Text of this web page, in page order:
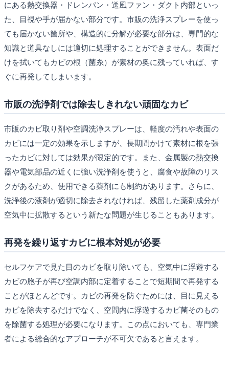
にある熱交換器・ドレンパン・送風ファン・ダクト内部といっ
た、目視や手が届かない部分です。市販の洗浄スプレーを使っ
ても届かない箇所や、構造的に分解が必要な部分は、専門的な
知識と道具なしには適切に処理することができません。表面だ
けを拭いてもカビの根（菌糸）が素材の奥に残っていれば、す
ぐに再発してしまいます。
市販の洗浄剤では除去しきれない頑固なカビ
市販のカビ取り剤や空調洗浄スプレーは、軽度の汚れや表面の
カビには一定の効果を示しますが、長期間かけて素材に根を張
ったカビに対しては効果が限定的です。また、金属製の熱交換
器や電気部品の近くに強い洗浄剤を使うと、腐食や故障のリス
クがあるため、使用できる薬剤にも制約があります。さらに、
洗浄後の液剤が適切に除去されなければ、残留した薬剤成分が
空気中に拡散するという新たな問題が生じることもあります。
再発を繰り返すカビに根本対処が必要
セルフケアで見た目のカビを取り除いても、空気中に浮遊する
カビの胞子が再び空調内部に定着することで短期間で再発する
ことがほとんどです。カビの再発を防ぐためには、目に見える
カビを除去するだけでなく、空間内に浮遊するカビ菌そのもの
を除菌する処理が必要になります。この点においても、専門業
者による総合的なアプローチが不可欠であると言えます。